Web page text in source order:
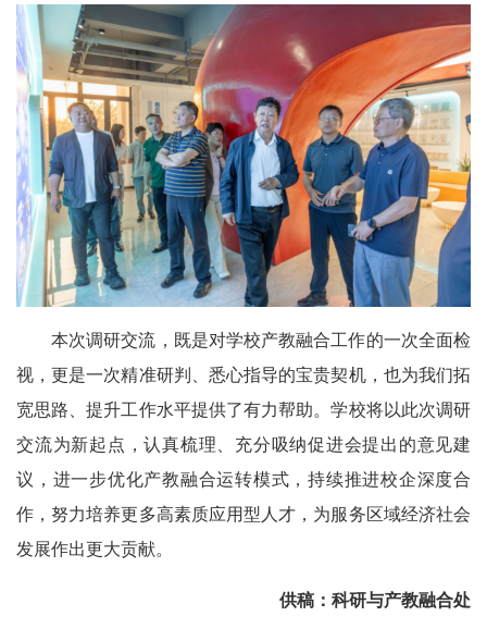
本次调研交流，既是对学校产教融合工作的一次全面检
视，更是一次精准研判、悉心指导的宝贵契机，也为我们拓
宽思路、提升工作水平提供了有力帮助。学校将以此次调研
交流为新起点，认真梳理、充分吸纳促进会提出的意见建
议，进一步优化产教融合运转模式，持续推进校企深度合
作，努力培养更多高素质应用型人才，为服务区域经济社会
发展作出更大贡献。
供稿： 科研与产教融合处